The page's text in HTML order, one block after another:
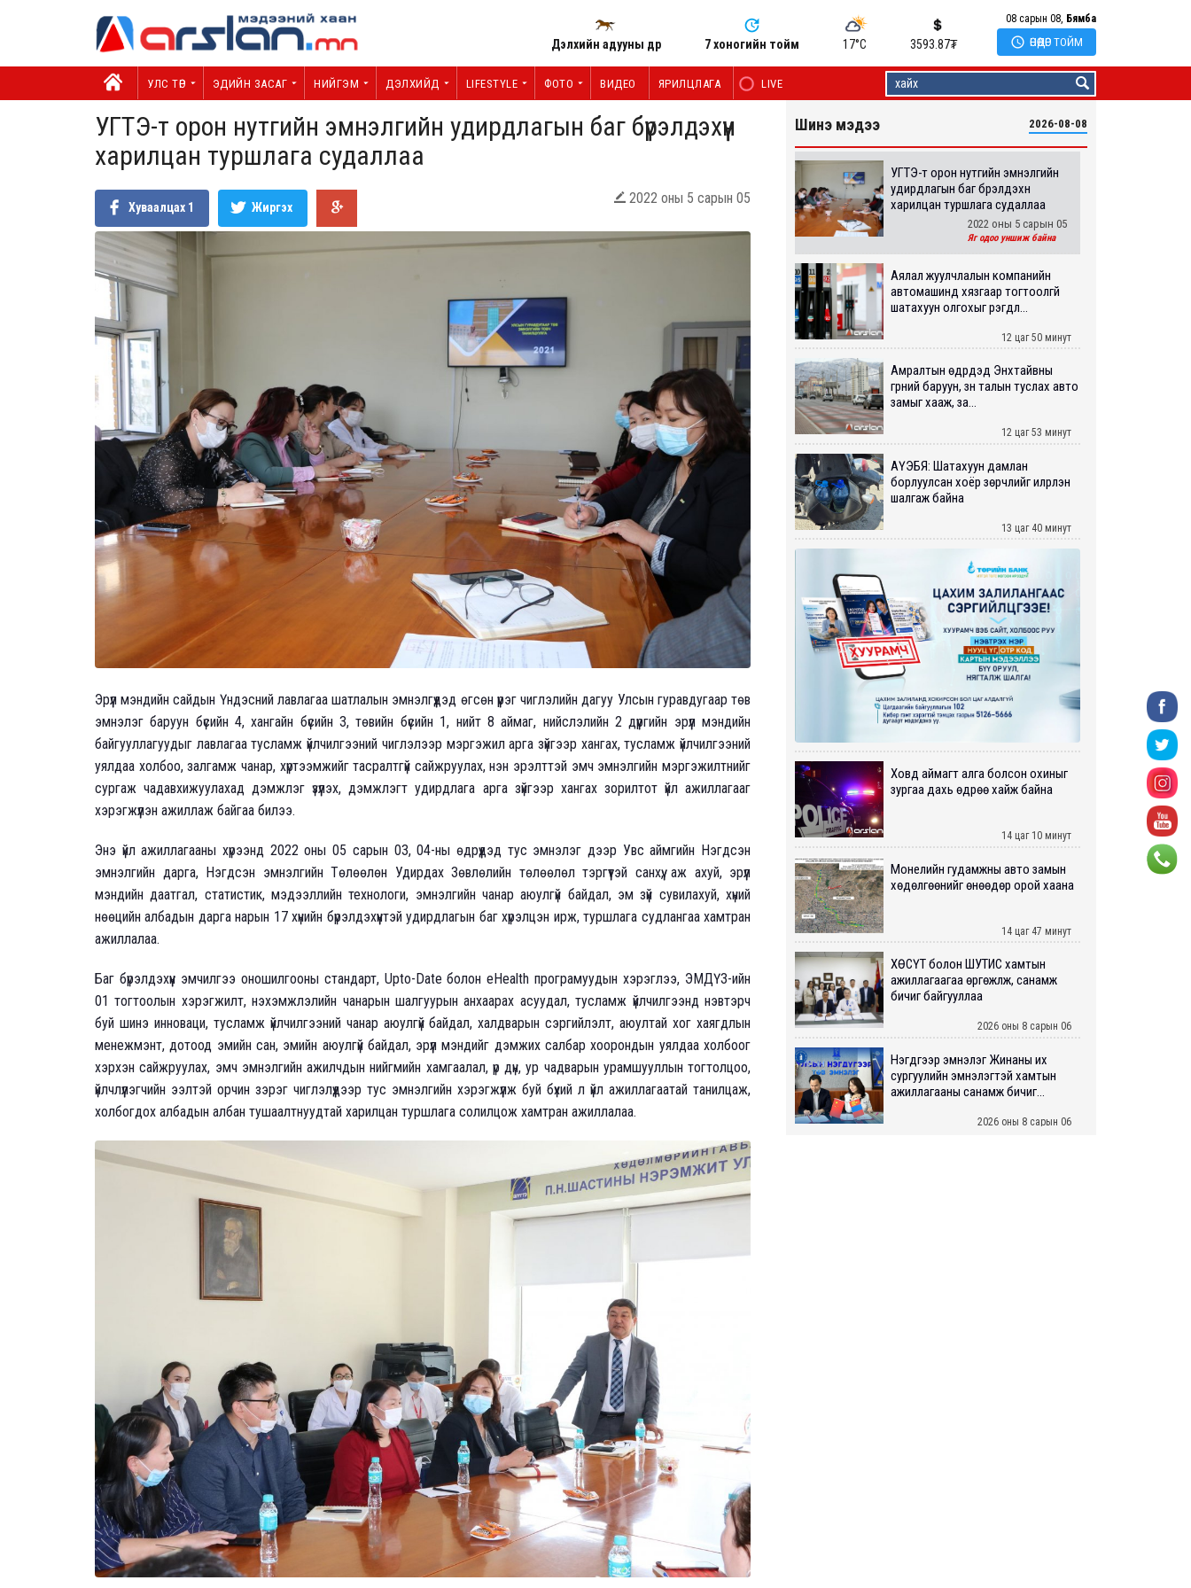
Дэлхийн адууны өдөр 7 хоногийн тойм 17°C 3593.87₮
08 сарын 08, Бямба
 ӨНӨӨДӨР ТОЙМ
УЛС ТӨР ЭДИЙН ЗАСАГ НИЙГЭМ ДЭЛХИЙД LIFESTYLE ФОТО ВИДЕО ЯРИЛЦЛАГА LIVE
УГТЭ-т орон нутгийн эмнэлгийн удирдлагын баг бүрэлдэхүүн
харилцан туршлага судаллаа
Хуваалцах 1 Жиргэх
 2022 оны 5 сарын 05
Эрүүл мэндийн сайдын Үндэсний лавлагаа шатлалын эмнэлгүүдэд өгсөн үүрэг чиглэлийн дагуу Улсын гуравдугаар төв
эмнэлэг баруун бүсийн 4, хангайн бүсийн 3, төвийн бүсийн 1, нийт 8 аймаг, нийслэлийн 2 дүүргийн эрүүл мэндийн
байгууллагуудыг лавлагаа тусламж үйлчилгээний чиглэлээр мэргэжил арга зүйгээр хангах, тусламж үйлчилгээний
уялдаа холбоо, залгамж чанар, хүртээмжийг тасралтгүй сайжруулах, нэн эрэлттэй эмч эмнэлгийн мэргэжилтнийг
сургаж чадавхижуулахад дэмжлэг үзүүлэх, дэмжлэгт удирдлага арга зүйгээр хангах зорилтот үйл ажиллагааг
хэрэгжүүлэн ажиллаж байгаа билээ.
Энэ үйл ажиллагааны хүрээнд 2022 оны 05 сарын 03, 04-ны өдрүүдэд тус эмнэлэг дээр Увс аймгийн Нэгдсэн
эмнэлгийн дарга, Нэгдсэн эмнэлгийн Төлөөлөн Удирдах Зөвлөлийн төлөөлөл тэргүүтэй санхүү, аж ахуй, эрүүл
мэндийн даатгал, статистик, мэдээллийн технологи, эмнэлгийн чанар аюулгүй байдал, эм зүй сувилахуй, хүний
нөөцийн албадын дарга нарын 17 хүнийн бүрэлдэхүүнтэй удирдлагын баг хүрэлцэн ирж, туршлага судлангаа хамтран
ажиллалаа.
Баг бүрэлдэхүүн эмчилгээ оношилгооны стандарт, Upto-Date болон eHealth програмуудын хэрэглээ, ЭМДҮЗ-ийн
01 тогтоолын хэрэгжилт, нэхэмжлэлийн чанарын шалгуурын анхаарах асуудал, тусламж үйлчилгээнд нэвтэрч
буй шинэ инноваци, тусламж үйлчилгээний чанар аюулгүй байдал, халдварын сэргийлэлт, аюултай хог хаягдлын
менежмэнт, дотоод эмийн сан, эмийн аюулгүй байдал, эрүүл мэндийг дэмжих салбар хоорондын уялдаа холбоог
хэрхэн сайжруулах, эмч эмнэлгийн ажилчдын нийгмийн хамгаалал, үр дүн, ур чадварын урамшууллын тогтолцоо,
үйлчлүүлэгчийн ээлтэй орчин зэрэг чиглэлүүдээр тус эмнэлгийн хэрэгжүүлж буй бүхий л үйл ажиллагаатай танилцаж,
холбогдох албадын албан тушаалтнуудтай харилцан туршлага солилцож хамтран ажиллалаа.
Шинэ мэдээ 2026-08-08
УГТЭ-т орон нутгийн эмнэлгийн
удирдлагын баг бүрэлдэхүүн
харилцан туршлага судаллаа
2022 оны 5 сарын 05
Яг одоо уншиж байна
Аялал жуулчлалын компанийн
автомашинд хязгаар тогтоолгүй
шатахуун олгохыг үүрэгдл...
12 цаг 50 минут
Амралтын өдрүүдэд Энхтайвны
гүүрний баруун, зүүн талын туслах авто
замыг хааж, за...
12 цаг 53 минут
АҮЭБЯ: Шатахуун дамлан
борлуулсан хоёр зөрчлийг илрүүлэн
шалгаж байна
13 цаг 40 минут
Ховд аймагт алга болсон охиныг
зургаа дахь өдрөө хайж байна
14 цаг 10 минут
Монелийн гудамжны авто замын
хөдөлгөөнийг өнөөдөр орой хаана
14 цаг 47 минут
ХӨСҮТ болон ШУТИС хамтын
ажиллагаагаа өргөжүүлж, санамж
бичиг байгууллаа
2026 оны 8 сарын 06
Нэгдүгээр эмнэлэг Жинаны их
сургуулийн эмнэлэгтэй хамтын
ажиллагааны санамж бичиг...
2026 оны 8 сарын 06